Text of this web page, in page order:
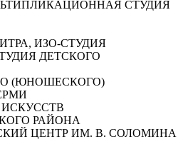
СТУДИЯ
ИЗО-СТУДИЯ
ДЕТСКОГО
(ЮНОШЕСКОГО)
РАЙОНА
ЦЕНТР ИМ. В. СОЛОМИНА